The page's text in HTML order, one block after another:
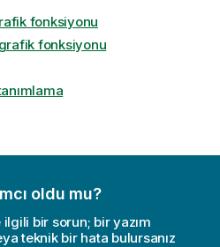
fonksiyonu
fonksiyonu
oldu mu?
bir sorun; bir yazım
teknik bir hata bulursanız